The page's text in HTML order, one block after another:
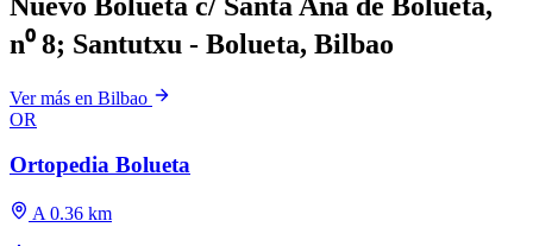
n⁰ 8; Santutxu - Bolueta, Bilbao
Ver más en Bilbao
OR
Ortopedia Bolueta
A 0.36 km